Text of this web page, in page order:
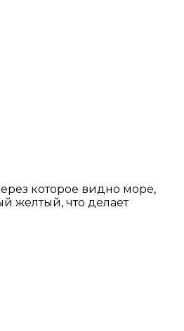
которое видно море,
желтый, что делает